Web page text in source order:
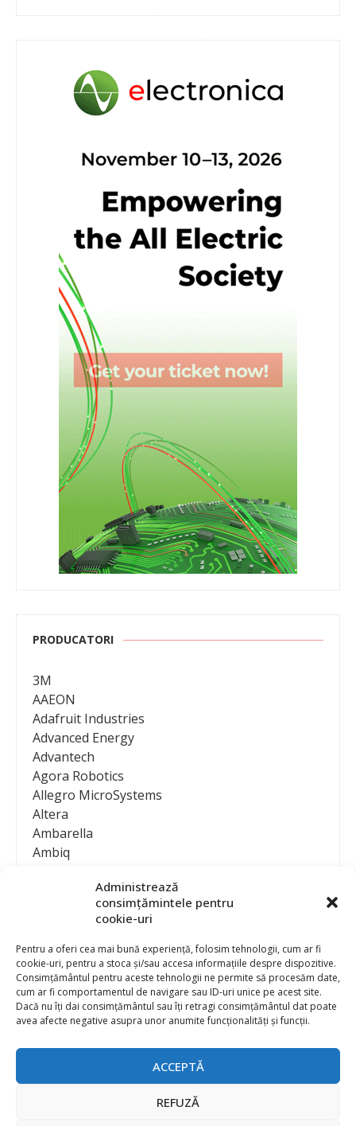
Administrează
consimțămintele pentru
cookie-uri
Pentru a oferi cea mai bună experiență, folosim tehnologii, cum ar fi
cookie-uri, pentru a stoca și/sau accesa informațiile despre dispozitive.
Consimțământul pentru aceste tehnologii ne permite să procesăm date,
cum ar fi comportamentul de navigare sau ID-uri unice pe acest site.
Dacă nu îți dai consimțământul sau îți retragi consimțământul dat poate
avea afecte negative asupra unor anumite funcționalități și funcții.
ACCEPTĂ
REFUZĂ
PRODUCATORI
3M
AAEON
Adafruit Industries
Advanced Energy
Advantech
Agora Robotics
Allegro MicroSystems
Altera
Ambarella
Ambiq
Analog Devices
Anritsu Corporation
Ansys
APS
Arduino
Arm
Asentics
ASM
ATEN International
Contact
Publicitate
Abonament la revista “Electronica Azi”